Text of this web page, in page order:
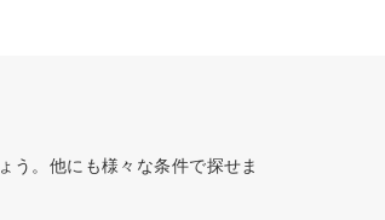
う。他にも様々な条件で探せま